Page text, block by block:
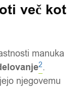
več kot
manuka
2.
njegovemu